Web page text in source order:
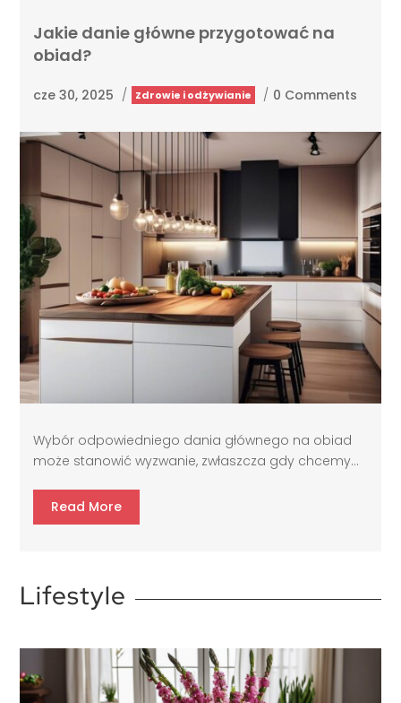
Jakie danie główne przygotować na
obiad?
cze 30, 2025 / Zdrowie i odżywianie / 0 Comments
Wybór odpowiedniego dania głównego na obiad
może stanowić wyzwanie, zwłaszcza gdy chcemy...
Read More
Lifestyle